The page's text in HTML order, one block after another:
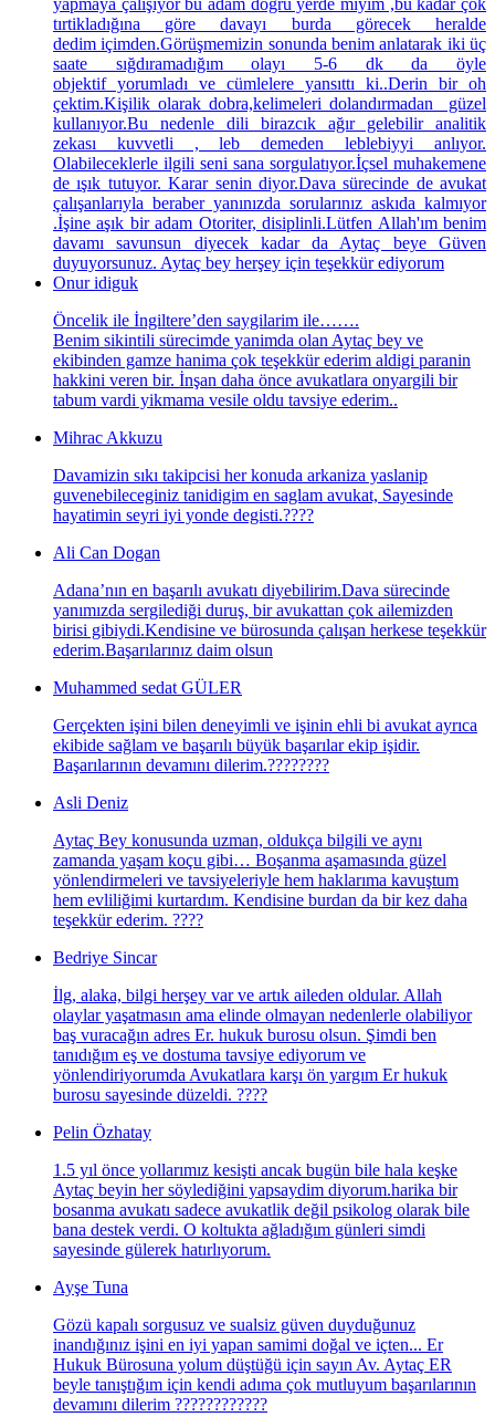
tırtikladığına göre davayı burda görecek heralde
dedim içimden.Görüşmemizin sonunda benim anlatarak iki üç
saate sığdıramadığım olayı 5-6 dk da öyle
objektif yorumladı ve cümlelere yansıttı ki..Derin bir oh
çektim.Kişilik olarak dobra,kelimeleri dolandırmadan güzel
kullanıyor.Bu nedenle dili birazcık ağır gelebilir analitik
zekası kuvvetli , leb demeden leblebiyyi anlıyor.
Olabileceklerle ilgili seni sana sorgulatıyor.İçsel muhakemene
de ışık tutuyor. Karar senin diyor.Dava sürecinde de avukat
çalışanlarıyla beraber yanınızda sorularınız askıda kalmıyor
.İşine aşık bir adam Otoriter, disiplinli.Lütfen Allah'ım benim
davamı savunsun diyecek kadar da Aytaç beye Güven
duyuyorsunuz. Aytaç bey herşey için teşekkür ediyorum
Onur idiguk
Öncelik ile İngiltere’den saygilarim ile…….
Benim sikintili sürecimde yanimda olan Aytaç bey ve
ekibinden gamze hanima çok teşekkür ederim aldigi paranin
hakkini veren bir. İnşan daha önce avukatlara onyargili bir
tabum vardi yikmama vesile oldu tavsiye ederim..
Mihrac Akkuzu
Davamizin sıkı takipcisi her konuda arkaniza yaslanip
guvenebileceginiz tanidigim en saglam avukat, Sayesinde
hayatimin seyri iyi yonde degisti.????
Ali Can Dogan
Adana’nın en başarılı avukatı diyebilirim.Dava sürecinde
yanımızda sergilediği duruş, bir avukattan çok ailemizden
birisi gibiydi.Kendisine ve bürosunda çalışan herkese teşekkür
ederim.Başarılarınız daim olsun
Muhammed sedat GÜLER
Gerçekten işini bilen deneyimli ve işinin ehli bi avukat ayrıca
ekibide sağlam ve başarılı büyük başarılar ekip işidir.
Başarılarının devamını dilerim.????????
Asli Deniz
Aytaç Bey konusunda uzman, oldukça bilgili ve aynı
zamanda yaşam koçu gibi… Boşanma aşamasında güzel
yönlendirmeleri ve tavsiyeleriyle hem haklarıma kavuştum
hem evliliğimi kurtardım. Kendisine burdan da bir kez daha
teşekkür ederim. ????
Bedriye Sincar
İlg, alaka, bilgi herşey var ve artık aileden oldular. Allah
olaylar yaşatmasın ama elinde olmayan nedenlerle olabiliyor
baş vuracağın adres Er. hukuk burosu olsun. Şimdi ben
tanıdığım eş ve dostuma tavsiye ediyorum ve
yönlendiriyorumda Avukatlara karşı ön yargım Er hukuk
burosu sayesinde düzeldi. ????
Pelin Özhatay
1.5 yıl önce yollarımız kesişti ancak bugün bile hala keşke
Aytaç beyin her söylediğini yapsaydim diyorum.harika bir
bosanma avukatı sadece avukatlik değil psikolog olarak bile
bana destek verdi. O koltukta ağladığım günleri simdi
sayesinde gülerek hatırlıyorum.
Ayşe Tuna
Gözü kapalı sorgusuz ve sualsiz güven duyduğunuz
inandığınız işini en iyi yapan samimi doğal ve içten... Er
Hukuk Bürosuna yolum düştüğü için sayın Av. Aytaç ER
beyle tanıştığım için kendi adıma çok mutluyum başarılarının
devamını dilerim ????????????